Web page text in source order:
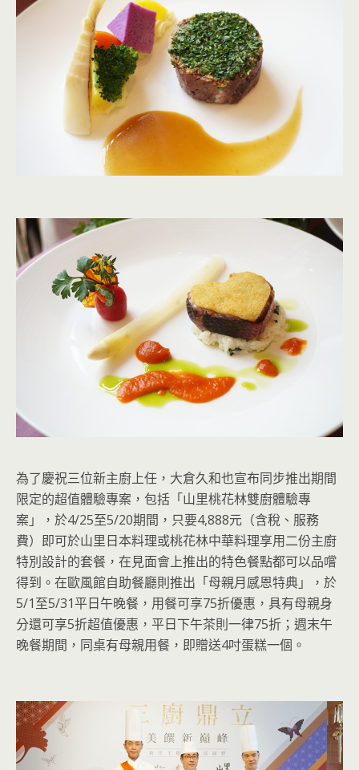
為了慶祝三位新主廚上任，大倉久和也宣布同步推出期間
限定的超值體驗專案，包括「山里桃花林雙廚體驗專
案」，於4/25至5/20期間，只要4,888元（含稅、服務
費）即可於山里日本料理或桃花林中華料理享用二份主廚
特別設計的套餐，在見面會上推出的特色餐點都可以品嚐
得到。在歐風館自助餐廳則推出「母親月感恩特典」，於
5/1至5/31平日午晚餐，用餐可享75折優惠，具有母親身
分還可享5折超值優惠，平日下午茶則一律75折；週末午
晚餐期間，同桌有母親用餐，即贈送4吋蛋糕一個。